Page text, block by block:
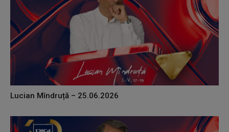
Lucian Mîndruță – 25.06.2026